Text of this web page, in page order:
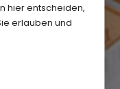
hier entscheiden,
erlauben und